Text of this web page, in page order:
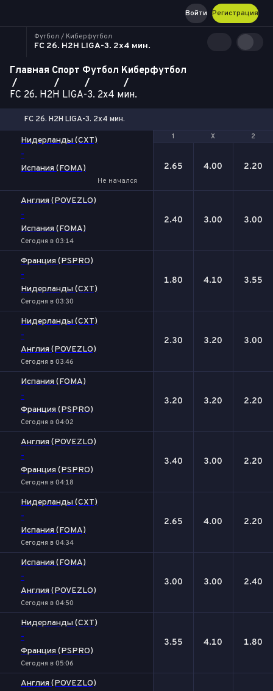
Регистрация
Войти
Футбол / Киберфутбол
FC 26. H2H LIGA-3. 2x4 мин.
Главная Спорт Футбол Киберфутбол
FC 26. H2H LIGA-3. 2x4 мин.
FC 26. H2H LIGA-3. 2x4 мин.
1 Х 2
Нидерланды (CXT)
-
Испания (FOMA)
Не начался
1 Х 2
2.65 4.00 2.20
Англия (POVEZLO)
-
Испания (FOMA)
Сегодня в 03:14
2.40 3.00 3.00
Франция (PSPRO)
-
Нидерланды (CXT)
Сегодня в 03:30
1.80 4.10 3.55
Нидерланды (CXT)
-
Англия (POVEZLO)
Сегодня в 03:46
2.30 3.20 3.00
Испания (FOMA)
-
Франция (PSPRO)
Сегодня в 04:02
3.20 3.20 2.20
Англия (POVEZLO)
-
Франция (PSPRO)
Сегодня в 04:18
3.40 3.00 2.20
Нидерланды (CXT)
-
Испания (FOMA)
Сегодня в 04:34
2.65 4.00 2.20
Испания (FOMA)
-
Англия (POVEZLO)
Сегодня в 04:50
3.00 3.00 2.40
Нидерланды (CXT)
-
Франция (PSPRO)
Сегодня в 05:06
3.55 4.10 1.80
Англия (POVEZLO)